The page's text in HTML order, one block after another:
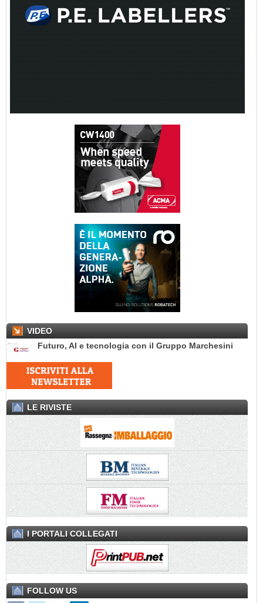
VIDEO
Futuro, AI e tecnologia con il Gruppo Marchesini
LE RIVISTE
I PORTALI COLLEGATI
FOLLOW US